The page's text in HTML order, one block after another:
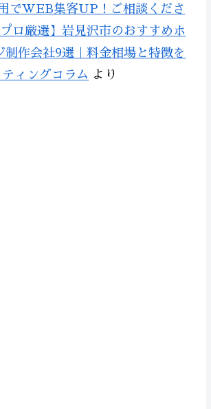
でWEB集客UP！ご相談くださ
プロ厳選】岩見沢市のおすすめホ
制作会社9選｜料金相場と特徴を
ィングコラム より